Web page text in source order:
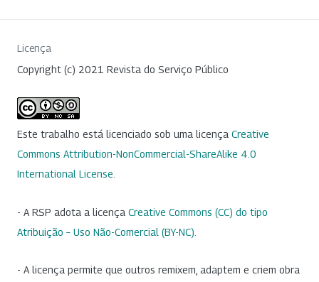
Licença
Copyright (c) 2021 Revista do Serviço Público
Este trabalho está licenciado sob uma licença Creative
Commons Attribution-NonCommercial-ShareAlike 4.0
International License
- A RSP adota a licença Creative Commons (CC) do tipo
Atribuição – Uso Não-Comercial (BY-NC)
- A licença permite que outros remixem, adaptem e criem obra